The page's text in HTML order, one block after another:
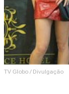
TV Globo / Divulgação